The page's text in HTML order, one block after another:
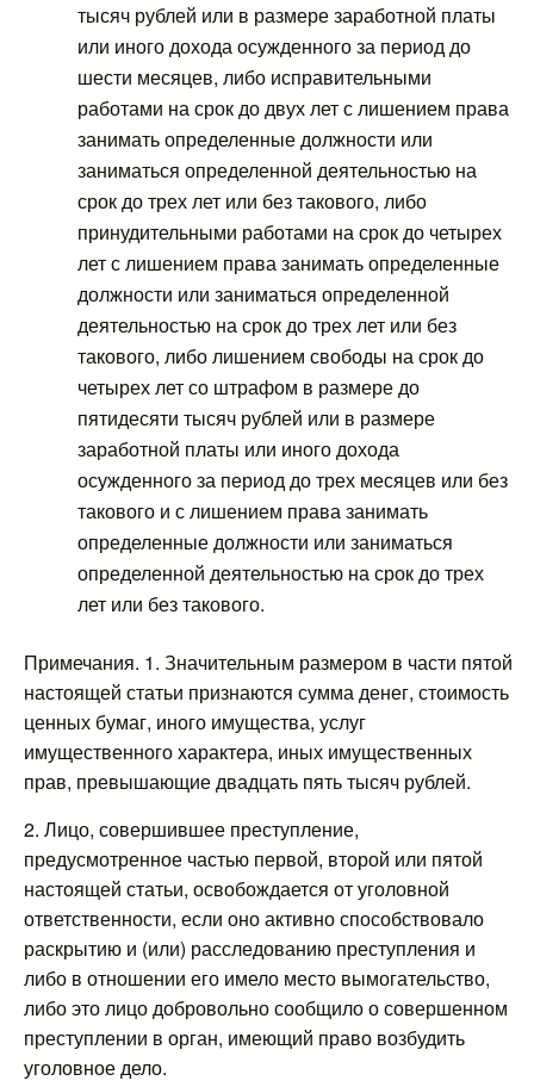
тысяч рублей или в размере заработной платы
или иного дохода осужденного за период до
шести месяцев, либо исправительными
работами на срок до двух лет с лишением права
занимать определенные должности или
заниматься определенной деятельностью на
срок до трех лет или без такового, либо
принудительными работами на срок до четырех
лет с лишением права занимать определенные
должности или заниматься определенной
деятельностью на срок до трех лет или без
такового, либо лишением свободы на срок до
четырех лет со штрафом в размере до
пятидесяти тысяч рублей или в размере
заработной платы или иного дохода
осужденного за период до трех месяцев или без
такового и с лишением права занимать
определенные должности или заниматься
определенной деятельностью на срок до трех
лет или без такового.
Примечания. 1. Значительным размером в части пятой
настоящей статьи признаются сумма денег, стоимость
ценных бумаг, иного имущества, услуг
имущественного характера, иных имущественных
прав, превышающие двадцать пять тысяч рублей.
2. Лицо, совершившее преступление,
предусмотренное частью первой, второй или пятой
настоящей статьи, освобождается от уголовной
ответственности, если оно активно способствовало
раскрытию и (или) расследованию преступления и
либо в отношении его имело место вымогательство,
либо это лицо добровольно сообщило о совершенном
преступлении в орган, имеющий право возбудить
уголовное дело.